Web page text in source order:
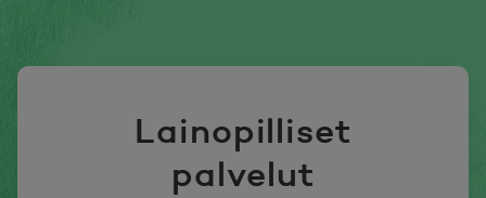
Lainopilliset
palvelut